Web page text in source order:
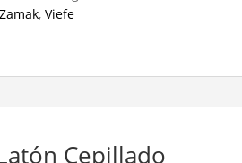
, Viefe
Cepillado